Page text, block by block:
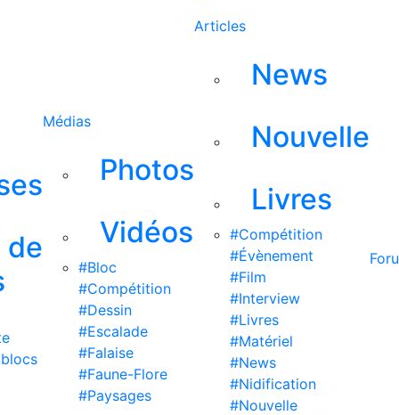
de
Médias
Photos
Vidéos
#Bloc
#Compétition
#Dessin
#Escalade
#Falaise
#Faune-Flore
#Paysages
Articles
News
Nouvelle
Livres
#Compétition
#Évènement
#Film
#Interview
#Livres
#Matériel
#News
#Nidification
#Nouvelle